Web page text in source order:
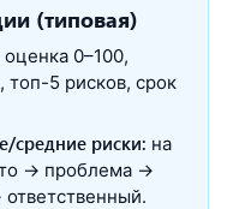
(типовая)
оценка 0–100,
топ-5 рисков, срок
средние риски: на
→ проблема →